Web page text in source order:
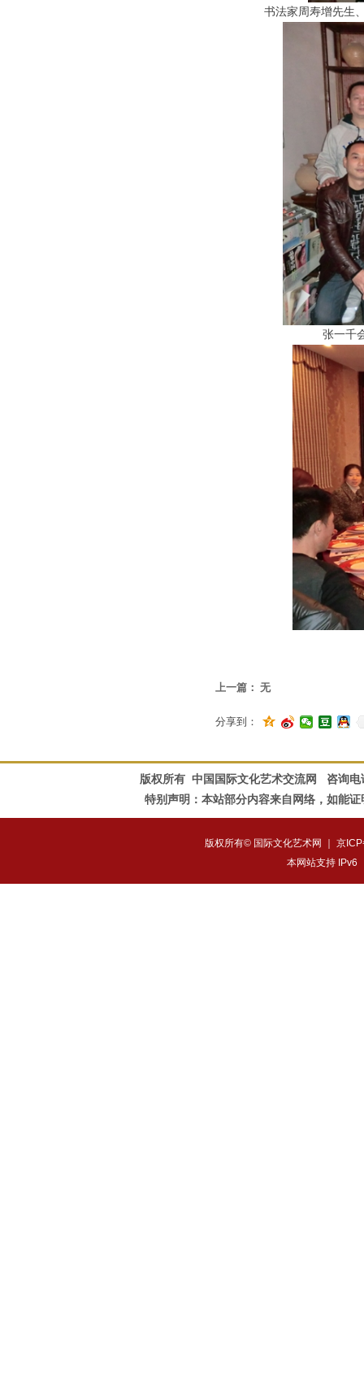
书法家 周寿增先生
张一千
上一篇： 无
分享到：
版权所有 中国国际文化艺术交流网 咨询电
特别声明：本站部分内容来自网络，如能
版权所有© 国际文化艺术网 ｜ 京
本网站支持 IPv6